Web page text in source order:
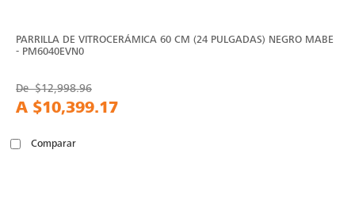
PARRILLA DE VITROCERÁMICA 60 CM (24 PULGADAS) NEGRO MABE
- PM6040EVN0
De$12,998.96
A $10,399.17
Comparar